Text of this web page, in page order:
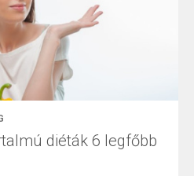
diéták 6 legfőbb